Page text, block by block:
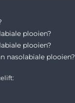
plooien?
plooien?
nasolabiale plooien?